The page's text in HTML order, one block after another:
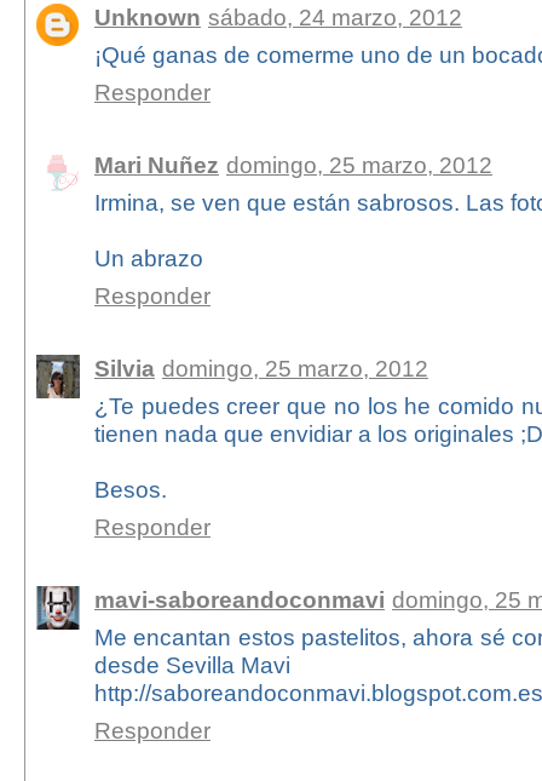
Unknown sábado, 24 marzo, 2012
¡Qué ganas de comerme uno de un
Responder
Mari Nuñez domingo, 25 marzo, 2012
Irmina, se ven que están sabrosos. Las
Un abrazo
Responder
Silvia domingo, 25 marzo, 2012
¿Te puedes creer que no los he comido
tienen nada que envidiar a los originales ;D
Besos.
Responder
mavi-saboreandoconmavi domingo, 25
Me encantan estos pastelitos, ahora sé
desde Sevilla Mavi
http://
Responder